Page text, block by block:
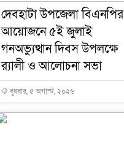
দেবহাটা উপজেলা বিএনপির
আয়োজনে ৫ই জুলাই
গনঅভ্যুত্থান দিবস উপলক্ষে
র‍্যালী ও আলোচনা সভা
বুধবার, ৫ অগাস্ট, ২০২৬